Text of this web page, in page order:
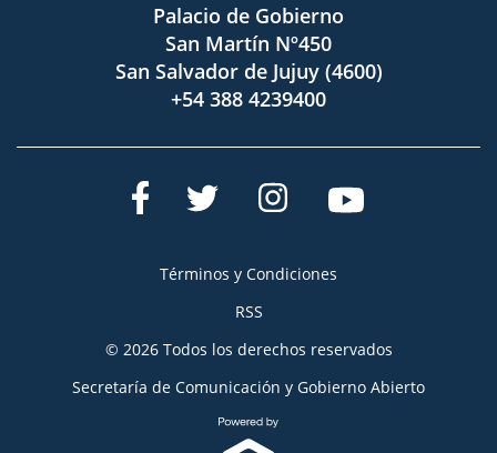
Palacio de Gobierno
San Martín Nº450
San Salvador de Jujuy (4600)
+54 388 4239400
Términos y Condiciones
RSS
© 2026 Todos los derechos reservados
Secretaría de Comunicación y Gobierno Abierto